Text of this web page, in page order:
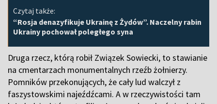
Czytaj także:
“Rosja denazyfikuje Ukrainę z Żydów”. Naczelny rabin
Ukrainy pochował poległego syna
Druga rzecz, którą robił Związek Sowiecki, to stawianie
na cmentarzach monumentalnych rzeźb żołnierzy.
Pomników przekonujących, że cały lud walczył z
faszystowskimi najeźdźcami. A w rzeczywistości tam